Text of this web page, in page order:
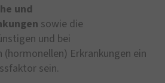
und
sowie die
und bei
Erkrankungen ein
sein.